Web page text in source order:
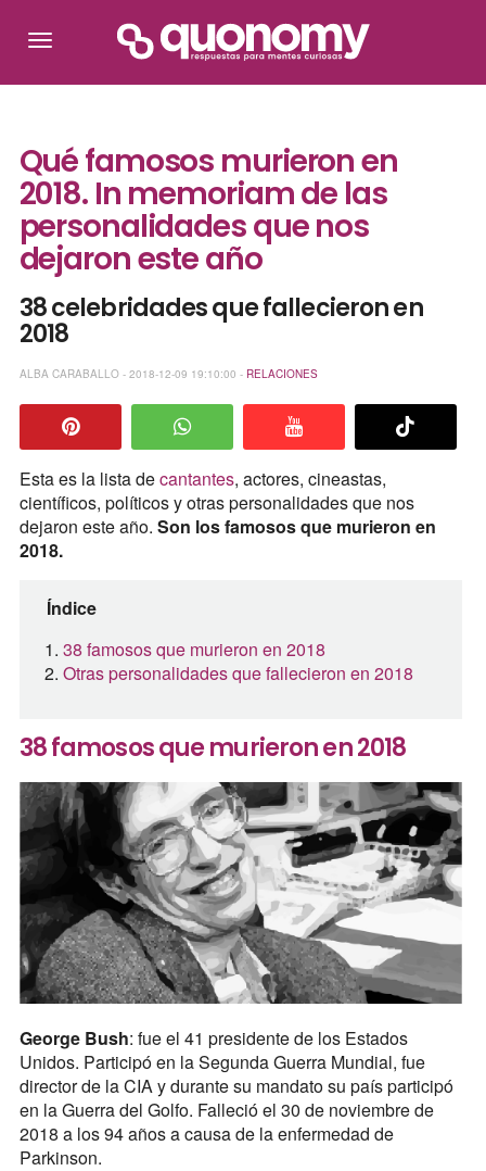
Qué famosos murieron en
2018. In memoriam de las
personalidades que nos
dejaron este año
38 celebridades que fallecieron en
2018
ALBA CARABALLO - 2018-12-09 19:10:00 - RELACIONES
Esta es la lista decantantes, actores, cineastas,
científicos, políticos y otras personalidades que nos
dejaron este año. Son los famosos que murieron en
2018.
Índice
38 famosos que murieron en 2018
Otras personalidades que fallecieron en 2018
38 famosos que murieron en 2018
George Bush: fue el 41 presidente de los Estados
Unidos. Participó en la Segunda Guerra Mundial, fue
director de la CIA y durante su mandato su país participó
en la Guerra del Golfo. Falleció el 30 de noviembre de
2018 a los 94 años a causa de la enfermedad de
Parkinson.